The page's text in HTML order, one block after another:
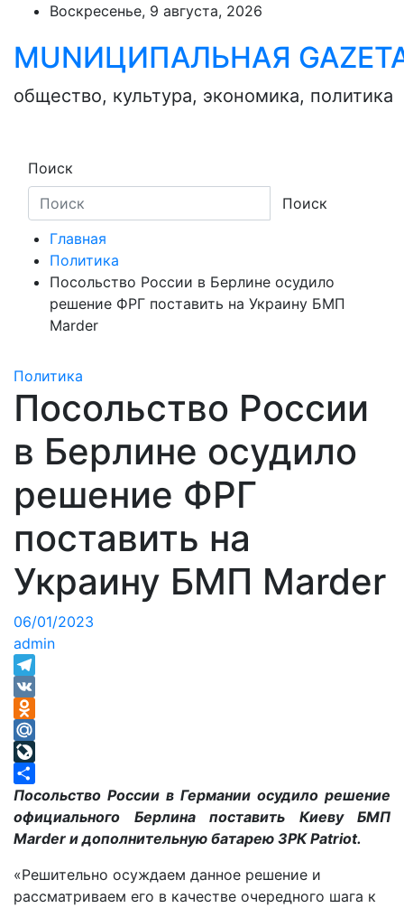
content
Воскресенье, 9 августа, 2026
MUNИЦИПАЛЬНАЯ
общество, культура, экономика, политика
Поиск
Поиск
Главная
Политика
Посольство России в Берлине осудило
решение ФРГ поставить на Украину БМП
Marder
Политика
Посольство России
в Берлине осудило
решение ФРГ
поставить на
Украину БМП Marder
06/01/2023
admin
Telegram
VK
Odnoklassniki
Mail.Ru
LiveJournal
Отправить
Посольство России в Германии осудило решение
официального Берлина поставить Киеву БМП
Marder и дополнительную батарею ЗРК Patriot.
«Решительно осуждаем данное решение и
рассматриваем его в качестве очередного шага к